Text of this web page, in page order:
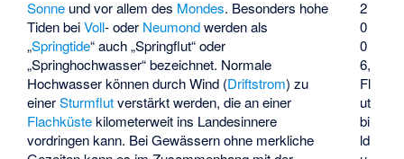
2
0
0
6,
Fl
ut
bi
ld
Sonne und vor allem des Mondes. Besonders hohe
Tiden beiVoll- oder Neumondwerden als
„Springtide“ auch „Springflut“ oder
„Springhochwasser“ bezeichnet. Normale
Hochwasser können durch Wind (Driftstrom) zu
einerSturmflutverstärkt werden, die an einer
Flachküstekilometerweit ins Landesinnere
vordringen kann. Bei Gewässern ohne merkliche